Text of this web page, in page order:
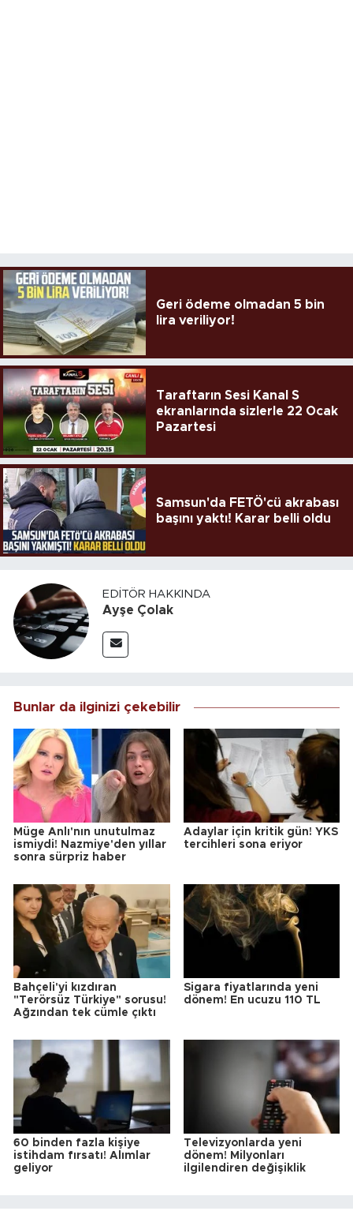
Geri ödeme olmadan 5 bin
lira veriliyor!
Taraftarın Sesi Kanal S
ekranlarında sizlerle 22 Ocak
Pazartesi
Samsun'da FETÖ'cü akrabası
başını yaktı! Karar belli oldu
EDITÖR HAKKINDA
Ayşe Çolak
Bunlar da ilginizi çekebilir
Müge Anlı'nın unutulmaz
ismiydi! Nazmiye'den yıllar
sonra sürpriz haber
Adaylar için kritik gün! YKS
tercihleri sona eriyor
Bahçeli'yi kızdıran
"Terörsüz Türkiye" sorusu!
Ağzından tek cümle çıktı
Sigara fiyatlarında yeni
dönem! En ucuzu 110 TL
60 binden fazla kişiye
istihdam fırsatı! Alımlar
geliyor
Televizyonlarda yeni
dönem! Milyonları
ilgilendiren değişiklik